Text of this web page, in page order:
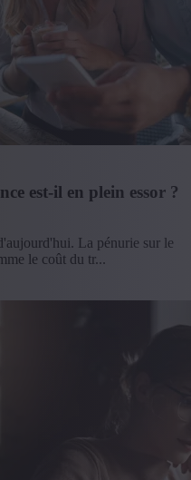
est-il en plein essor ?
La pénurie sur le
le coût du tr...